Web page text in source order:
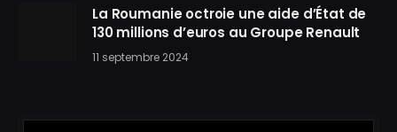
La Roumanie octroie une aide d’État de
130 millions d’euros au Groupe Renault
11 septembre 2024